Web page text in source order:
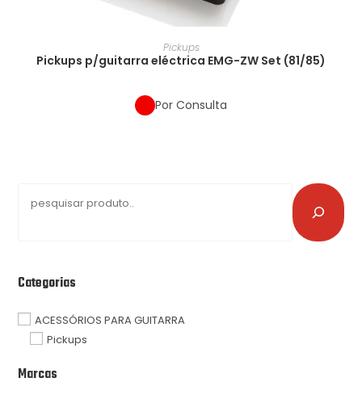
Pickups
Pickups p/guitarra eléctrica EMG-ZW Set (81/85)
Por Consulta
Categorias
ACESSÓRIOS PARA GUITARRA
Pickups
Marcas